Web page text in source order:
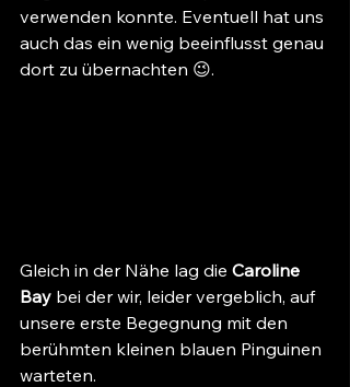
verwenden konnte. Eventuell hat uns
auch das ein wenig beeinflusst genau
dort zu übernachten 😉.
Gleich in der Nähe lag die Caroline
Bay bei der wir, leider vergeblich, auf
unsere erste Begegnung mit den
berühmten kleinen blauen Pinguinen
warteten.